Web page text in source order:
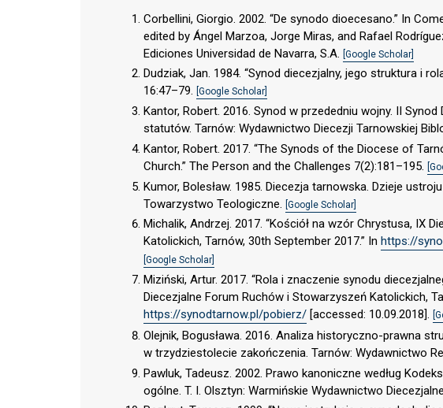
Corbellini, Giorgio. 2002. “De synodo dioecesano.” In
edited by Ángel Marzoa, Jorge Miras, and Rafael
Ediciones Universidad de Navarra, S.A. [Google Scholar]
Dudziak, Jan. 1984. “Synod diecezjalny, jego struktura i
16:47–79. [Google Scholar]
Kantor, Robert. 2016. Synod w przededniu wojny. II
statutów. Tarnów: Wydawnictwo Diecezji Tarnowskiej
Kantor, Robert. 2017. “The Synods of the Diocese of
Church.” The Person and the Challenges 7(2):181–195.
Kumor, Bolesław. 1985. Diecezja tarnowska. Dzieje
Towarzystwo Teologiczne. [Google Scholar]
Michalik, Andrzej. 2017. “Kościół na wzór Chrystusa, IX
Katolickich, Tarnów, 30th September 2017.” In https://
[Google Scholar]
Miziński, Artur. 2017. “Rola i znaczenie synodu
Diecezjalne Forum Ruchów i Stowarzyszeń Katolickich,
https://synodtarnow.pl/pobierz/ [accessed: 10.09.2018].
Olejnik, Bogusława. 2016. Analiza historyczno-prawna
w trzydziestolecie zakończenia. Tarnów: Wydawnictwo
Pawluk, Tadeusz. 2002. Prawo kanoniczne według
ogólne. T. I. Olsztyn: Warmińskie Wydawnictwo